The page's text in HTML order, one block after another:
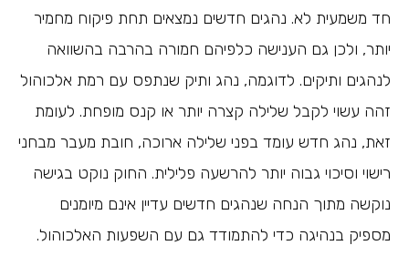
חד משמעית לא. נהגים חדשים נמצאים תחת פיקוח מחמיר
יותר, ולכן גם הענישה כלפיהם חמורה בהרבה בהשוואה
לנהגים ותיקים. לדוגמה, נהג ותיק שנתפס עם רמת אלכוהול
זהה עשוי לקבל שלילה קצרה יותר או קנס מופחת. לעומת
זאת, נהג חדש עומד בפני שלילה ארוכה, חובת מעבר מבחני
רישוי וסיכוי גבוה יותר להרשעה פלילית. החוק נוקט בגישה
נוקשה מתוך הנחה שנהגים חדשים עדיין אינם מיומנים
מספיק בנהיגה כדי להתמודד גם עם השפעות האלכוהול.